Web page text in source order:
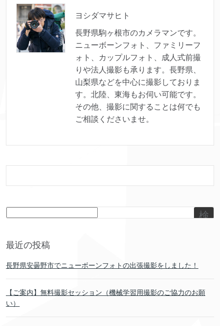
ヨシダマサヒト
長野県駒ヶ根市のカメラマンです。
ニューボーンフォト、ファミリーフ
ォト、カップルフォト、成人式前撮
りや法人撮影も承ります。長野県、
山梨県などを中心に撮影しておりま
す。北陸、東海もお伺い可能です。
その他、撮影に関することは何でも
ご相談くださいませ。
検
最近の投稿
長野県安曇野市でニューボーンフォトの出張撮影をしました！
【ご案内】無料撮影セッション（機械学習用撮影のご協力のお願
い）